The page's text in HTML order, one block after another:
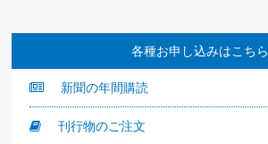
各種お申し込みはこちら
新聞の年間購読
刊行物のご注文